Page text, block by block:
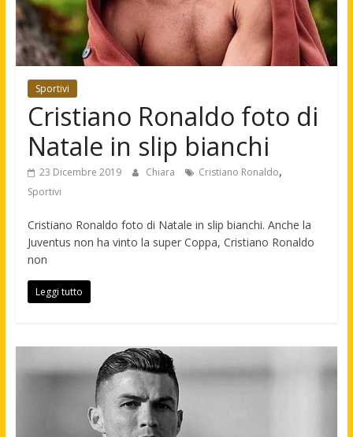
Sportivi
Cristiano Ronaldo foto di
Natale in slip bianchi
23 Dicembre 2019 Chiara Cristiano Ronaldo,
Sportivi
Cristiano Ronaldo foto di Natale in slip bianchi. Anche la
Juventus non ha vinto la super Coppa, Cristiano Ronaldo
non
Leggi tutto